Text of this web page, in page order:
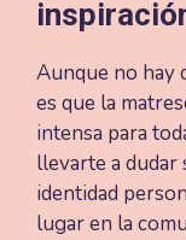
Aunque no hay
es que la
intensa para
llevarte a
identidad
lugar en la